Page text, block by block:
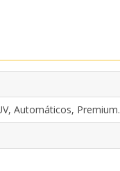
Automáticos, Premium.